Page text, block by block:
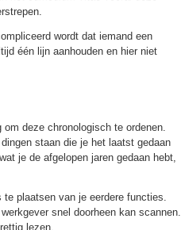
wordt dat iemand een
één lijn aanhouden en hier niet
deze chronologisch te ordenen.
staan die je het laatst gedaan
je de afgelopen jaren gedaan hebt,
plaatsen van je eerdere functies.
snel doorheen kan scannen.
lezen.